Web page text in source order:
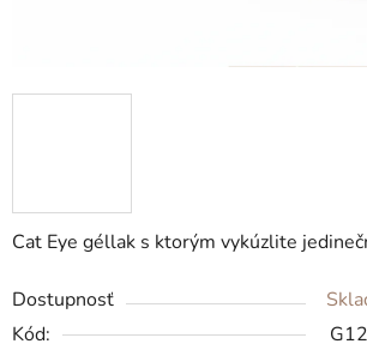
Cat Eye géllak s ktorým vykúzlite
Dostupnosť
Kód: